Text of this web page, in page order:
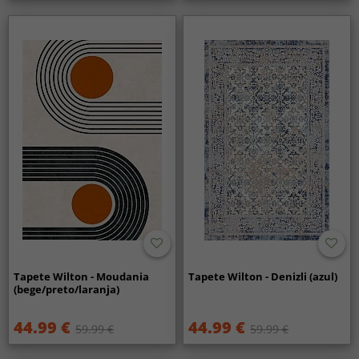
Tapete Wilton - Moudania
(bege/preto/laranja)
44.99 € 59.99 €
Tapete Wilton - Denizli (azul)
44.99 € 59.99 €